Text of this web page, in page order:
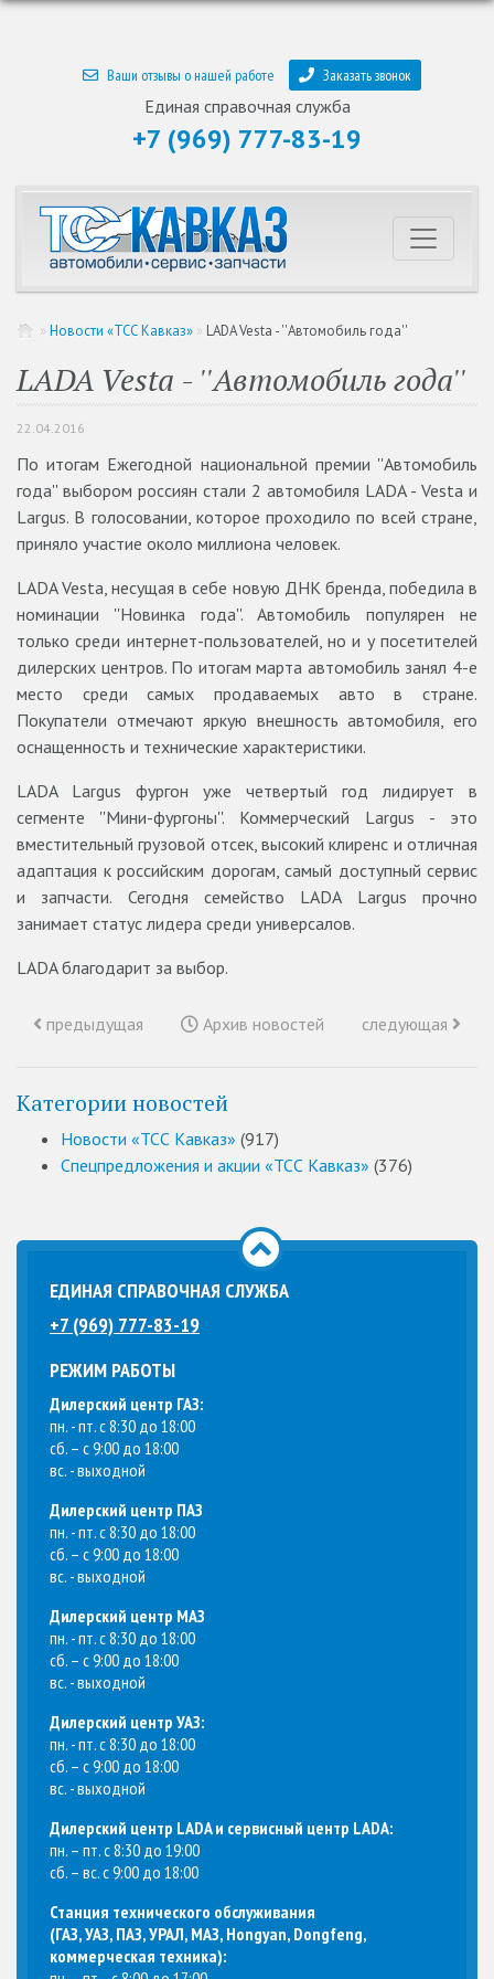
Ваши отзывы о нашей работе Заказать звонок
Единая справочная служба
+7 (969) 777-83-19
» Новости «ТСС Кавказ» » LADA Vesta - ''Автомобиль года''
LADA Vesta - ''Автомобиль года''
22.04.2016
По итогам Ежегодной национальной премии ''Автомобиль
года'' выбором россиян стали 2 автомобиля LADA - Vesta и
Largus. В голосовании, которое проходило по всей стране,
приняло участие около миллиона человек.
LADA Vesta, несущая в себе новую ДНК бренда, победила в
номинации ''Новинка года''. Автомобиль популярен не
только среди интернет-пользователей, но и у посетителей
дилерских центров. По итогам марта автомобиль занял 4-е
место среди самых продаваемых авто в стране.
Покупатели отмечают яркую внешность автомобиля, его
оснащенность и технические характеристики.
LADA Largus фургон уже четвертый год лидирует в
сегменте ''Мини-фургоны''. Коммерческий Largus - это
вместительный грузовой отсек, высокий клиренс и отличная
адаптация к российским дорогам, самый доступный сервис
и запчасти. Сегодня семейство LADA Largus прочно
занимает статус лидера среди универсалов.
LADA благодарит за выбор.
предыдущая Архив новостей следующая
Категории новостей
Новости «ТСС Кавказ» (917)
Спецпредложения и акции «ТСС Кавказ» (376)
ЕДИНАЯ СПРАВОЧНАЯ СЛУЖБА
+7 (969) 777-83-19
РЕЖИМ РАБОТЫ
Дилерский центр ГАЗ:
пн. - пт. с 8:30 до 18:00
сб. – с 9:00 до 18:00
вс. - выходной
Дилерский центр ПАЗ
пн. - пт. с 8:30 до 18:00
сб. – с 9:00 до 18:00
вс. - выходной
Дилерский центр МАЗ
пн. - пт. с 8:30 до 18:00
сб. – с 9:00 до 18:00
вс. - выходной
Дилерский центр УАЗ:
пн. - пт. с 8:30 до 18:00
сб. – с 9:00 до 18:00
вс. - выходной
Дилерский центр LADA и сервисный центр LADA:
пн. – пт. с 8:30 до 19:00
сб. – вс. с 9:00 до 18:00
Станция технического обслуживания
(ГАЗ, УАЗ, ПАЗ, УРАЛ, МАЗ, Hongyan, Dongfeng,
коммерческая техника):